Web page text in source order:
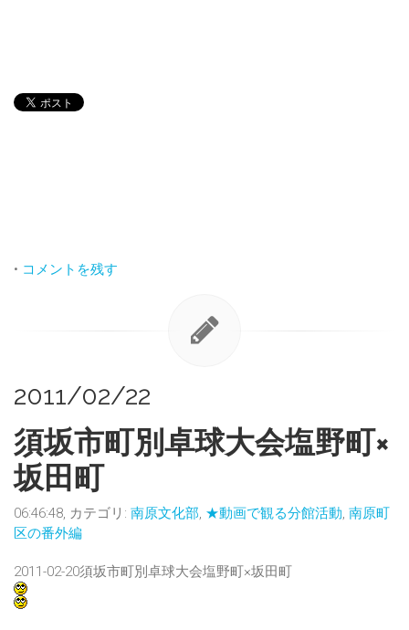
• コメントを残す
2011/02/22
須坂市町別卓球大会塩野町×
坂田町
06:46:48, カテゴリ: 南原文化部, ★動画で観る分館活動, 南原町
区の番外編
2011-02-20須坂市町別卓球大会塩野町×坂田町